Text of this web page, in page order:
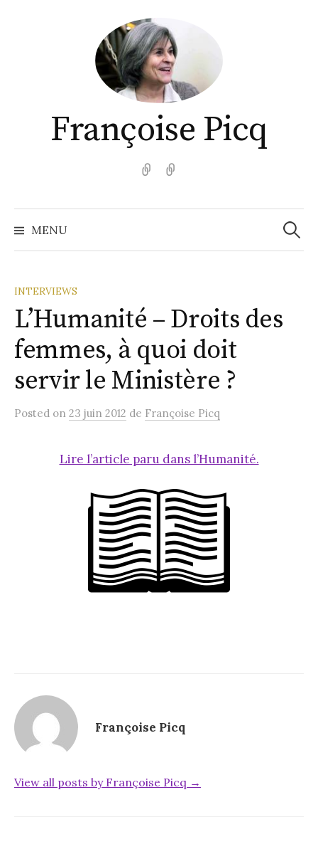
Françoise Picq
English
MENU
INTERVIEWS
L’Humanité – Droits des
femmes, à quoi doit
servir le Ministère ?
Posted on 23 juin 2012 de Françoise Picq
Lire l’article paru dans l’Humanité.
Françoise Picq
View all posts by Françoise Picq →